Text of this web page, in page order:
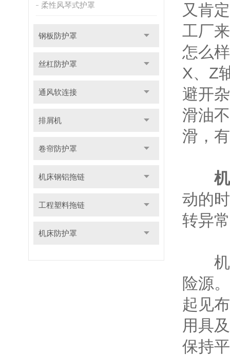
柔性风琴式护罩
钢板防护罩
丝杠防护罩
通风软连接
排屑机
卷帘防护罩
机床钢铝拖链
工程塑料拖链
机床防护罩
又肯
工厂
怎么
X、Z
避开
滑油
滑，
动的
转异
机床
险源
起见
用具
保持